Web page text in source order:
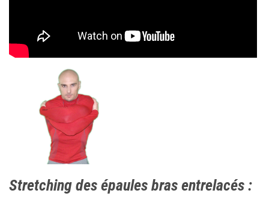
Stretching des épaules bras entrelacés :